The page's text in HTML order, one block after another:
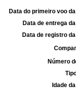
Data do primeiro voo
Data de entrega
Data de registro
Número
Idade